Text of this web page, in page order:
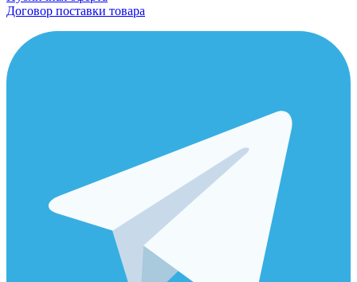
Договор поставки товара